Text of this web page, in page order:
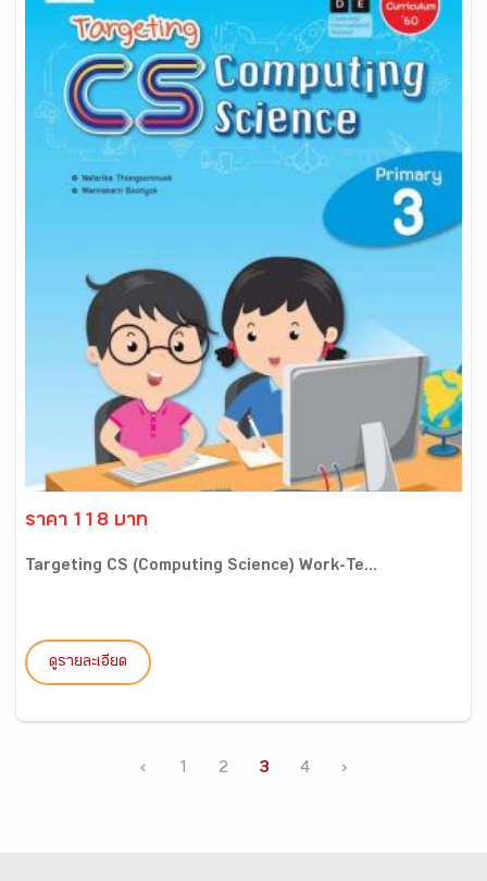
ราคา 118 บาท
Targeting CS (Computing Science) Work-Te...
ดูรายละเอียด
‹ 1 2 3 4 ›